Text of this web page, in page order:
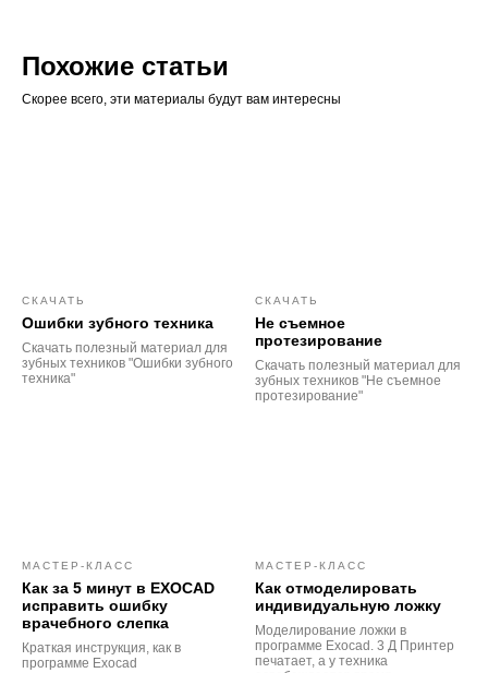
Похожие статьи
Скорее всего, эти материалы будут вам интересны
СКАЧАТЬ
Ошибки зубного техника
Скачать полезный материал для
зубных техников "Ошибки зубного
техника"
СКАЧАТЬ
Не съемное
протезирование
Скачать полезный материал для
зубных техников "Не съемное
протезирование"
МАСТЕР-КЛАСС
Как за 5 минут в EXOCAD
исправить ошибку
врачебного слепка
Краткая инструкция, как в
программе Exocad
МАСТЕР-КЛАСС
Как отмоделировать
индивидуальную ложку
Моделирование ложки в
программе Exocad. 3 Д Принтер
печатает, а у техника